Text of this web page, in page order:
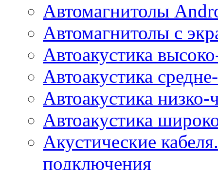
Автомагнитолы
Автомагнитолы с
Автоакустика
Автоакустика
Автоакустика низко-
Автоакустика
Акустические
подключения